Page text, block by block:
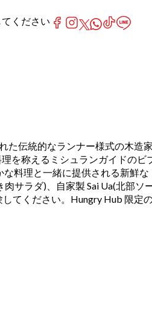
た伝統的なランナー様式の木造
を称えるミシュランガイドのビ
料理と一緒に提供される新鮮な
サラダ)、自家製 Sai Ua(北部ソ
てください。Hungry Hub 限定
ください